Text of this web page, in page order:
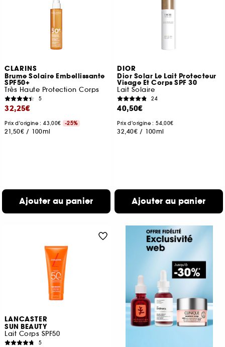
CLARINS
Brume Solaire Embellissante
SPF50+
Très Haute Protection Corps
5
32,25€
Prix d'origine : 43,00€ -25%
21,50€ / 100ml
Ajouter au panier
DIOR
Dior Solar Le Lait Protecteur
Visage Et Corps SPF 30
Lait Solaire
24
40,50€
Prix d'origine : 54,00€
32,40€ / 100ml
Ajouter au panier
LANCASTER
SUN BEAUTY
Lait Corps SPF50
5